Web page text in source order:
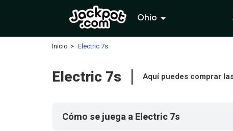
Ohio
Inicio Electric 7s
Electric 7s Aquí puedes comprar
Cómo se juega a Electric 7s